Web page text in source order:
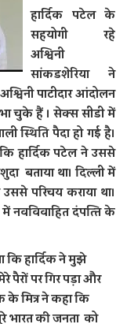
हार्दिक पटेल के
सहयोगी रहे
अश्विनी
सांकडशेरिया ने
पाटीदार आंदोलन
चुके हैं । सेक्स सीडी में
स्थिति पैदा हो गई है।
हार्दिक पटेल ने उससे
बताया था। दिल्ली में
परिचय कराया था।
नवविवाहित दंपत्‍त‍ि के
कि हार्दिक ने मुझे
पैरों पर गिर पड़ा और
के मित्र ने कहा कि
भारत की जनता को